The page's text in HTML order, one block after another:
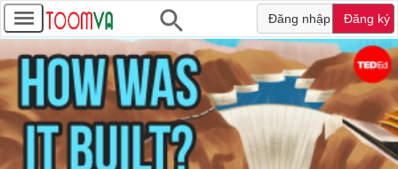
Đăng nhập Đăng ký